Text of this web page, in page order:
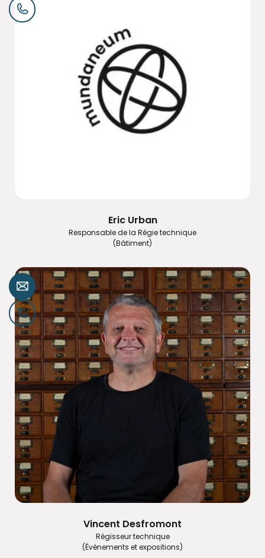
Eric Urban
Responsable de la Régie technique
(Bâtiment)
Vincent Desfromont
Régisseur technique
(Événements et expositions)